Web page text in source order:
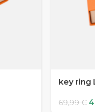
key ring
69,99€